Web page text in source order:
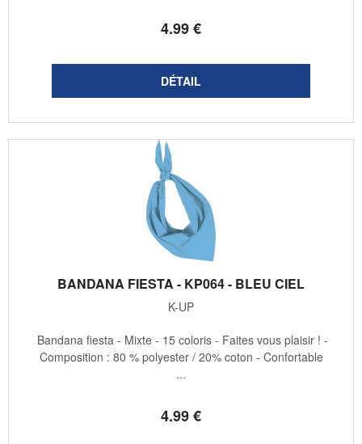
4.99€
BANDANA FIESTA - KP064 - BLEU CIEL
K-UP
4.99€
Bandana fiesta - Mixte - 15 coloris - Faites vous plaisir ! -
Composition : 80 % polyester / 20% coton - Confortable
...